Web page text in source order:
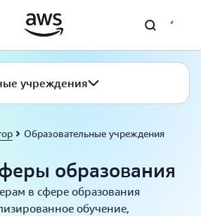
учреждения
Образовательные учреждения
образования
в сфере образования
обучение,